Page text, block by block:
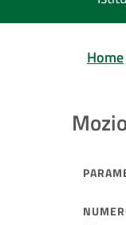
Home